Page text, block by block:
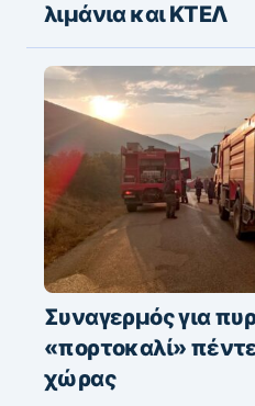
λιμάνια και ΚΤΕΛ
Συναγερμός για
«πορτοκαλί»
χώρας